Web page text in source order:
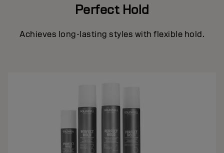
Perfect Hold
Achieves long-lasting styles with flexible hold.